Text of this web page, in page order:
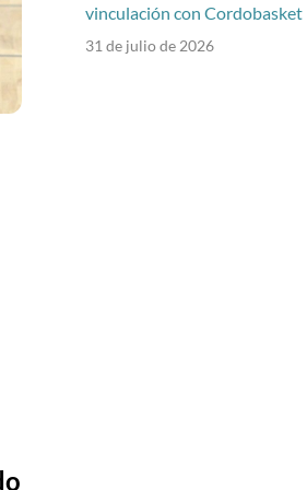
vinculación con Cordobasket
31 de julio de 2026